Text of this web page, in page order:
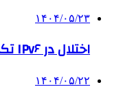
۱۴۰۴/۰۵/۲۳
اختلال در IPv۶ تکذیب شد
۱۴۰۴/۰۵/۲۲